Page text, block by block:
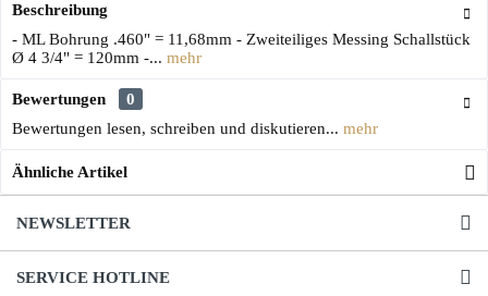
Beschreibung
- ML Bohrung .460" = 11,68mm - Zweiteiliges Messing Schallstück
Ø 4 3/4" = 120mm -... mehr
Bewertungen
0
Bewertungen lesen, schreiben und diskutieren... mehr
Ähnliche Artikel
NEWSLETTER
SERVICE HOTLINE